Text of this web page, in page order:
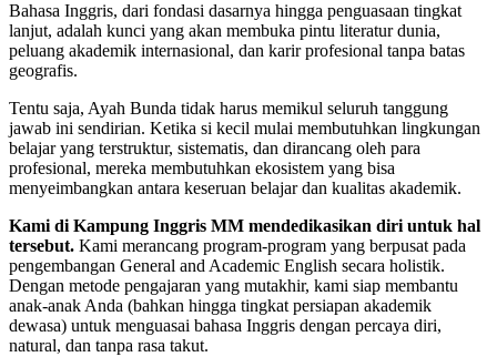
Bahasa Inggris, dari fondasi dasarnya hingga penguasaan tingkat
lanjut, adalah kunci yang akan membuka pintu literatur dunia,
peluang akademik internasional, dan karir profesional tanpa batas
geografis.
Tentu saja, Ayah Bunda tidak harus memikul seluruh tanggung
jawab ini sendirian. Ketika si kecil mulai membutuhkan lingkungan
belajar yang terstruktur, sistematis, dan dirancang oleh para
profesional, mereka membutuhkan ekosistem yang bisa
menyeimbangkan antara keseruan belajar dan kualitas akademik.
Kami di Kampung Inggris MM mendedikasikan diri untuk hal
tersebut. Kami merancang program-program yang berpusat pada
pengembangan General and Academic English secara holistik.
Dengan metode pengajaran yang mutakhir, kami siap membantu
anak-anak Anda (bahkan hingga tingkat persiapan akademik
dewasa) untuk menguasai bahasa Inggris dengan percaya diri,
natural, dan tanpa rasa takut.